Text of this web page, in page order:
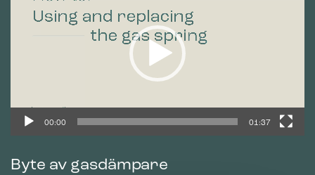
00:00 01:37
Byte av gasdämpare